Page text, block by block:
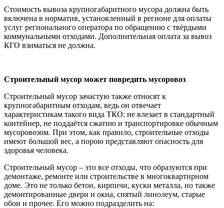
Стоимость вывоза крупногабаритного мусора должна быть
включена в норматив, установленный в регионе для оплаты
услуг регионального оператора по обращению с твёрдыми
коммунальными отходами. Дополнительная оплата за вывоз
КГО взиматься не должна.
Строительный мусор может повредить мусоровоз
Строительный мусор зачастую также относят к
крупногабаритным отходам, ведь он отвечает
характеристикам такого вида ТКО: не влезает в стандартный
контейнер, не поддаётся сжатию и транспортировке обычным
мусоровозом. При этом, как правило, строительные отходы
имеют большой вес, а порою представляют опасность для
здоровья человека.
Строительный мусор – это все отходы, что образуются при
демонтаже, ремонте или строительстве в многоквартирном
доме. Это не только бетон, кирпичи, куски металла, но также
демонтированные двери и окна, снятый линолеум, старые
обои и прочее. Его можно подразделить на: